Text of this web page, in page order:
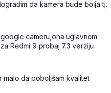
da kamera bude bolja tj.
cameru,ona uglavnom
Redmi 9 probaj 7.3 verziju
malo da poboljšam kvalitet